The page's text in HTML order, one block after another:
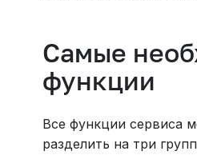
Самые
функции
Все функции сервиса
разделить на три